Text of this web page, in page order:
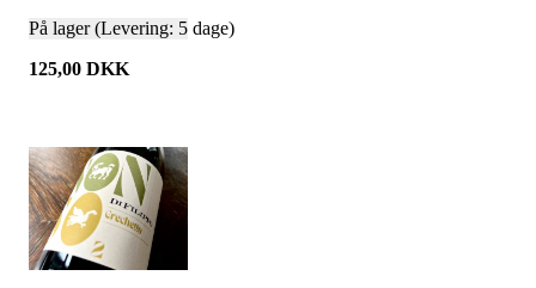
På lager (Levering: 5 dage)
125,00 DKK